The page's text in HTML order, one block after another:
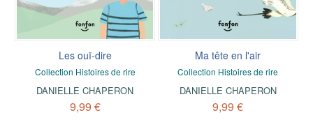
Les ouï-dire
Collection Histoires de rire
DANIELLE CHAPERON
9,99 €
Ma tête en l'air
Collection Histoires de rire
DANIELLE CHAPERON
9,99 €